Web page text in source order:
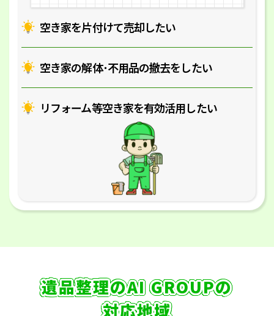
空き家を片付けて売却したい
空き家の解体･不用品の撤去をしたい
リフォーム等空き家を有効活用したい
遺品整理のAI GROUPの
対応地域